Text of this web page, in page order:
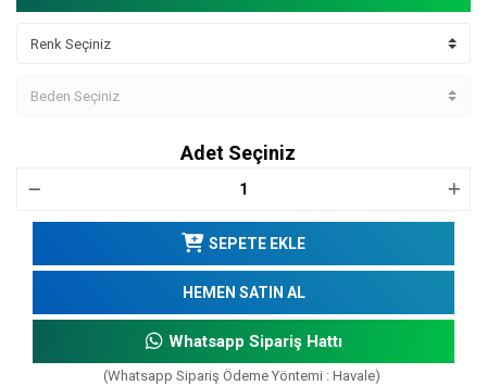
Adet Seçiniz
SEPETE EKLE
HEMEN SATIN AL
Whatsapp Sipariş Hattı
(Whatsapp Sipariş Ödeme Yöntemi : Havale)